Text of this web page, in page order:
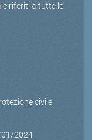
riferiti a tutte le
civile
01/2024